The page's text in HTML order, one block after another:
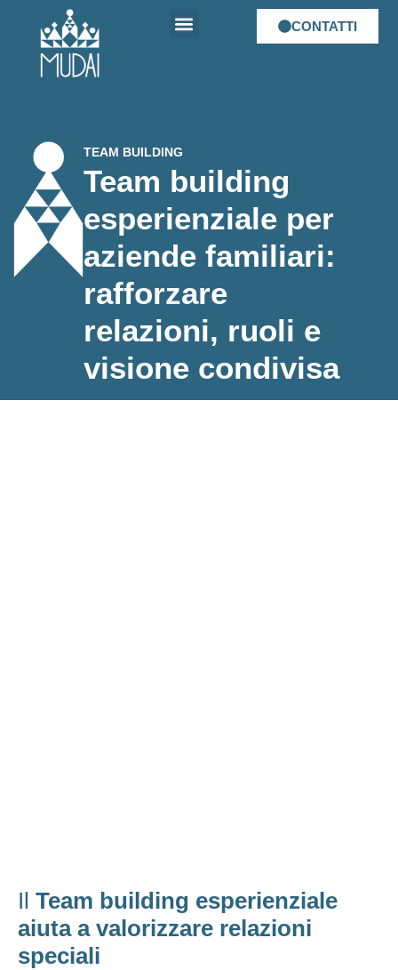
CONTATTI
TEAM BUILDING
Team building
esperienziale per
aziende familiari:
rafforzare
relazioni, ruoli e
visione condivisa
Il Team building esperienziale
aiuta a valorizzare relazioni
speciali